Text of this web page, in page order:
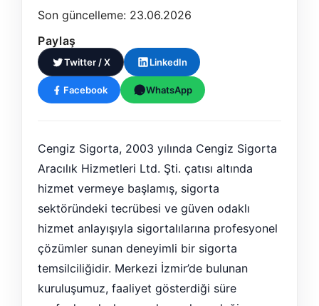
Son güncelleme: 23.06.2026
Paylaş
Twitter / X LinkedIn
Facebook WhatsApp
Cengiz Sigorta, 2003 yılında Cengiz Sigorta
Aracılık Hizmetleri Ltd. Şti. çatısı altında
hizmet vermeye başlamış, sigorta
sektöründeki tecrübesi ve güven odaklı
hizmet anlayışıyla sigortalılarına profesyonel
çözümler sunan deneyimli bir sigorta
temsilciliğidir. Merkezi İzmir’de bulunan
kuruluşumuz, faaliyet gösterdiği süre